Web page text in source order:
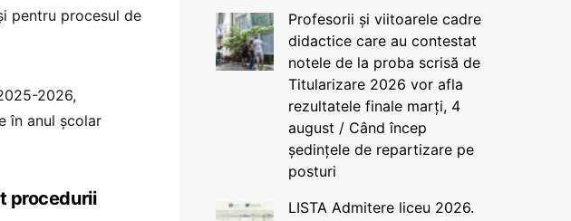
pentru procesul de
2026,
în anul școlar
procedurii
Profesorii și viitoarele cadre
didactice care au contestat
notele de la proba scrisă de
Titularizare 2026 vor afla
rezultatele finale marți, 4
august / Când încep
ședințele de repartizare pe
posturi
LISTA Admitere liceu 2026.